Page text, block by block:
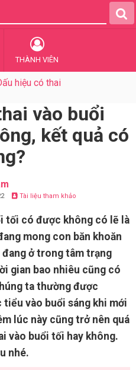
THÀNH VIÊN
hiệu có thai
vào buổi
kết quả có
Tài liệu tham khảo
tối có được không có lẽ là
mong con băn khoăn
ở trong tâm trạng
gian bao nhiêu cũng có
ta thường được
tiểu vào buổi sáng khi mới
lúc này cũng trở nên quá
vào buổi tối hay không.
nhé.